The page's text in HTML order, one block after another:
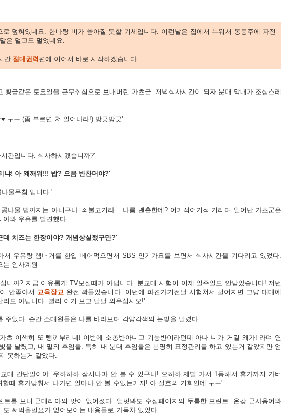
로 덮혀있네요. 한바탕 비가 쏟아질 듯할 기세입니다. 이런날은 집에서 누워서 동동주에 파전
은 멀고도 멀었네요.
간 절대권력 편에 이어서 바로 시작하겠습니다.
황금같은 토요일을 근무취침으로 보내버린 가츠군. 저녁식사시간이 되자 분대 막내가 조심스레
ㅜㅜ (좀 부르면 쳐 일어나라!) 방긋방긋'
간입니다. 식사하시겠습니까?'
냐! 아 왜깨워!!! 밥? 으음 반찬머야?'
물무침 입니다.'
나물 밥까지는 아니구나. 쇠불고기라... 나름 괜츈한데? 어기적어기적 거리며 일어난 가츠군은
아와 우유를 발견했다.
데 치즈는 한장이야? 개념상실했구만?'
서 우유랑 햄버거를 한입 베어먹으면서 SBS 인기가요를 보면서 식사시간을 기다리고 있었다.
는 인사계원
니까? 지금 여유롭게 TV보실때가 아닙니다. 분교대 시험이 이제 일주일도 안남았습니다! 저번
안좋아서 교육장교완전 빡돌았습니다. 이번에 파견가기전날 시험쳐서 떨어지면 그냥 대대에
리도 아닙니다. 빨리 이거 보고 달달 외우십시오!'
주었다. 순간 소대원들은 나를 바라보며 각양각색의 눈빛을 날렸다.
츠 이색히 또 뺑끼부리네! 이번에 소총반아니고 기능반이라던데 아나 니가 거길 왜가! 라며 연
을 날렸고, 내 밑의 후임들. 특히 내 분대 후임들은 분명히 표정관리를 하고 있는거 같았지만 엄
못하는거 같았다.
대 간단말이야. 우하하하 잠시나마 안 볼 수 있구나! 으하하 제발 가서 1등해서 휴가까지 가버
때 휴가맞춰서 나가면 얼마나 안 볼 수있는거지! 아 절호의 기회인데 ㅜㅜ'
트를 보니 군대리아의 맛이 없어졌다. 얼핏봐도 수십페이지의 두툼한 프린트. 온갖 군사용어와
도 써먹을필요가 없어보이는 내용들로 가득차 있었다.